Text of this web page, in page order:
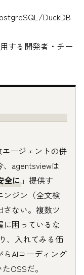
DuckDB
する開発者・チー
ージェントの併
agentsviewは
全に 」提供す
ンジン（全文検
ない。複数ツ
困っているな
、入れてみる価
AIコーディング
OSSだ。